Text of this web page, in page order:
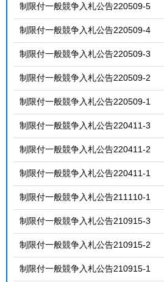
制限付一般競争入札公告220509-5
制限付一般競争入札公告220509-4
制限付一般競争入札公告220509-3
制限付一般競争入札公告220509-2
制限付一般競争入札公告220509-1
制限付一般競争入札公告220411-3
制限付一般競争入札公告220411-2
制限付一般競争入札公告220411-1
制限付一般競争入札公告211110-1
制限付一般競争入札公告210915-3
制限付一般競争入札公告210915-2
制限付一般競争入札公告210915-1